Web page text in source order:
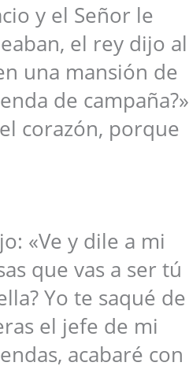
y el Señor le
el rey dijo al
una mansión de
de campaña?»
corazón, porque
«Ve y dile a mi
que vas a ser tú
Yo te saqué de
el jefe de mi
acabaré con